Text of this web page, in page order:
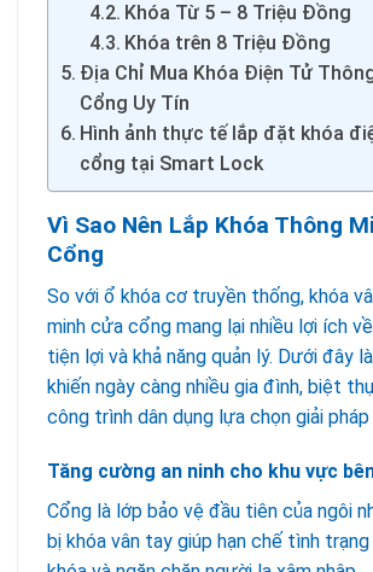
Khóa Từ 5 – 8 Triệu Đồng
Khóa trên 8 Triệu Đồng
Địa Chỉ Mua Khóa Điện Tử
Cổng Uy Tín
Hình ảnh thực tế lắp đặt khóa
cổng tại Smart Lock
Vì Sao Nên Lắp Khóa Thông
Cổng
So với ổ khóa cơ truyền thống, khóa
minh cửa cổng mang lại nhiều lợi ích
tiện lợi và khả năng quản lý. Dưới đây
khiến ngày càng nhiều gia đình, biệt
công trình dân dụng lựa chọn giải pháp
Tăng cường an ninh cho khu vực
Cổng là lớp bảo vệ đầu tiên của ngôi
bị khóa vân tay giúp hạn chế tình